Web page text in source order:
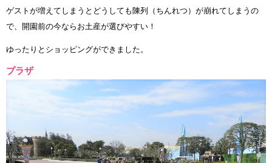
ゲストが増えてしまうとどうしても陳列（ちんれつ）が崩れてしまうの
で、開園前の今ならお土産が選びやすい！
ゆったりとショッピングができました。
プラザ